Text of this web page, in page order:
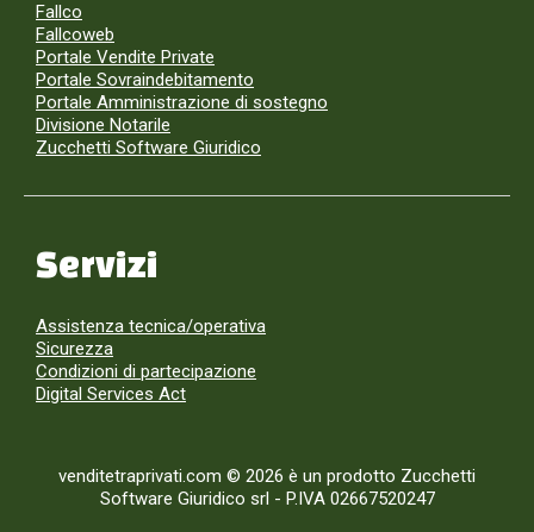
Fallco
Fallcoweb
Portale Vendite Private
Portale Sovraindebitamento
Portale Amministrazione di sostegno
Divisione Notarile
Zucchetti Software Giuridico
Servizi
Assistenza tecnica/operativa
Sicurezza
Condizioni di partecipazione
Digital Services Act
venditetraprivati.com © 2026 è un prodotto Zucchetti
Software Giuridico srl - P.IVA 02667520247